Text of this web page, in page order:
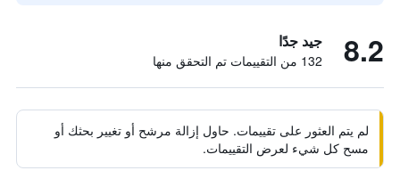
8.2 جيد جدًا
132 من التقييمات تم التحقق منها
لم يتم العثور على تقييمات. حاول إزالة مرشح أو تغيير بحثك أو
مسح كل شيء لعرض التقييمات.